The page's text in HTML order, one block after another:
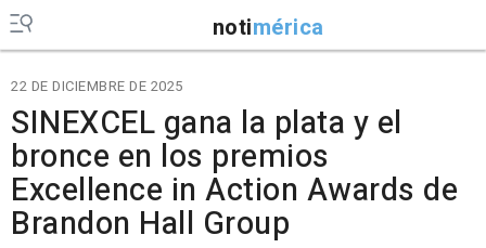
notimérica
22 DE DICIEMBRE DE 2025
SINEXCEL gana la plata y el
bronce en los premios
Excellence in Action Awards de
Brandon Hall Group